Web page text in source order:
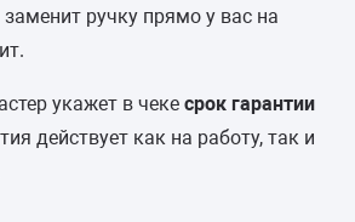
ручку прямо у вас на
укажет в чеке срок гарантии
действует как на работу, так и